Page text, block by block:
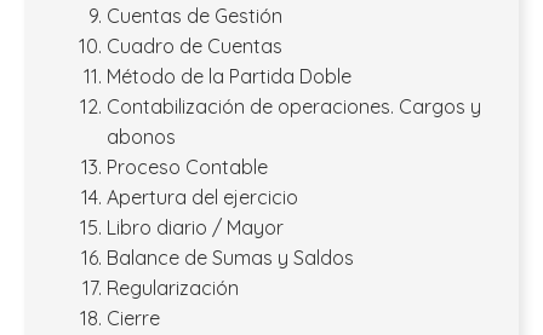
Cuentas de Gestión
Cuadro de Cuentas
Método de la Partida Doble
Contabilización de operaciones. Cargos y
abonos
Proceso Contable
Apertura del ejercicio
Libro diario / Mayor
Balance de Sumas y Saldos
Regularización
Cierre